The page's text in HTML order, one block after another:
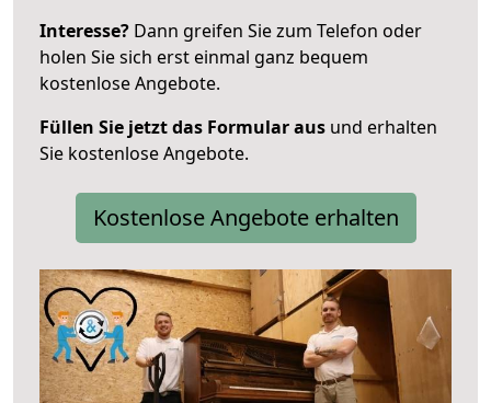
Interesse? Dann greifen Sie zum Telefon oder
holen Sie sich erst einmal ganz bequem
kostenlose Angebote.
Füllen Sie jetzt das Formular aus und erhalten
Sie kostenlose Angebote.
Kostenlose Angebote erhalten